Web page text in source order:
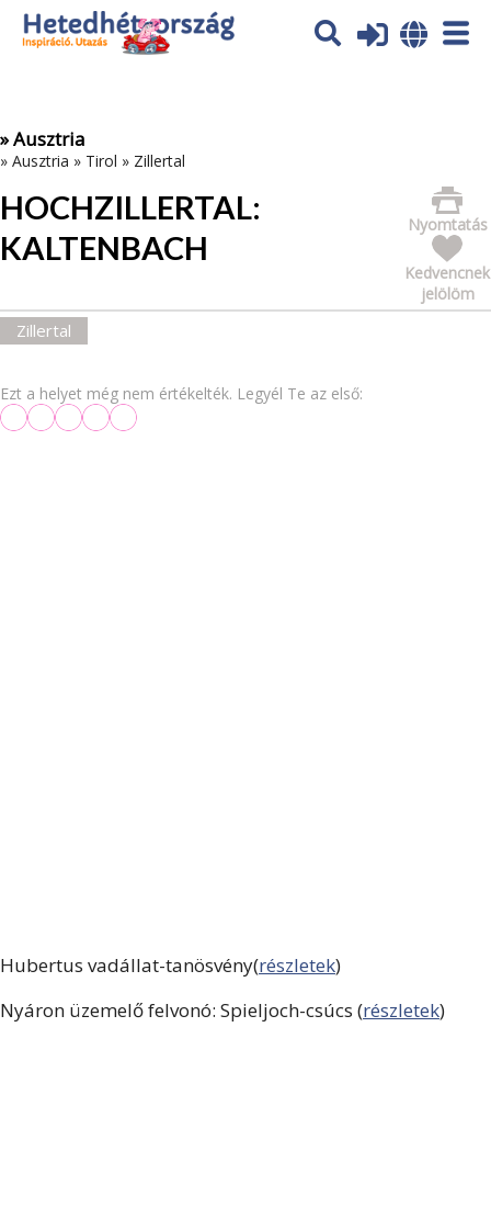
Az oldal sütiket (cookies) használ. További tájékoztatás itt:
Adatvédelmi tájékoztató
» Ausztria
» Ausztria » Tirol » Zillertal
HOCHZILLERTAL:
KALTENBACH
Nyomtatás
Kedvencnek
jelölöm
Zillertal
Ezt a helyet még nem értékelték. Legyél Te az első:
Hubertus vadállat-tanösvény(részletek)
Nyáron üzemelő felvonó: Spieljoch-csúcs (részletek)